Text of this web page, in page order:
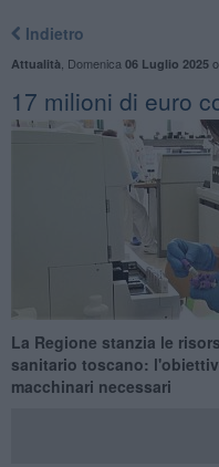
Indietro
Attualità Domenica 06 Luglio 2025
17 milioni di euro
La Regione stanzia le
sanitario toscano:
macchinari necessari